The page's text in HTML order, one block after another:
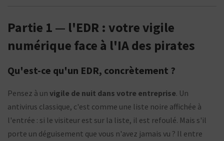
Partie 1 — l'EDR : votre vigile
numérique face à l'IA des pirates
Qu'est-ce qu'un EDR, concrètement ?
Pensez à un vigile de nuit dans votre entreprise. Un
antivirus classique, c'est comme une liste noire affichée à
l'entrée : si le visiteur est sur la liste, il est refoulé. Mais s'il
porte un déguisement que vous n'avez jamais vu ? Il entre